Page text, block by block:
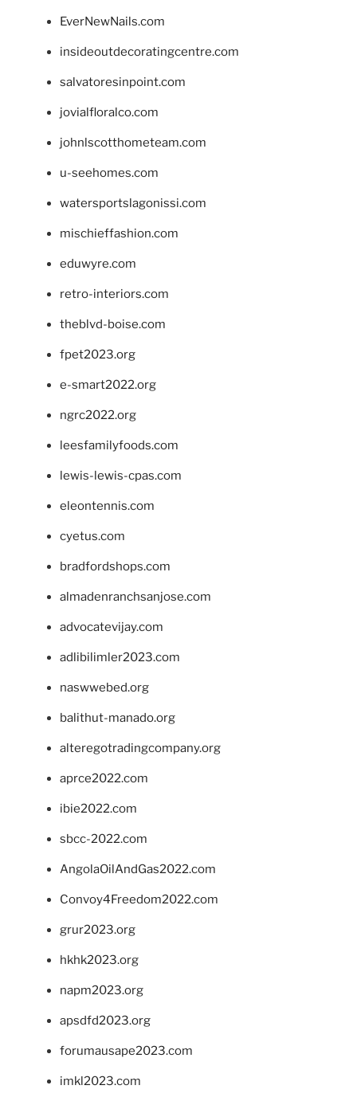
EverNewNails.com
insideoutdecoratingcentre.com
salvatoresinpoint.com
jovialfloralco.com
johnlscotthometeam.com
u-seehomes.com
watersportslagonissi.com
mischieffashion.com
eduwyre.com
retro-interiors.com
theblvd-boise.com
fpet2023.org
e-smart2022.org
ngrc2022.org
leesfamilyfoods.com
lewis-lewis-cpas.com
eleontennis.com
cyetus.com
bradfordshops.com
almadenranchsanjose.com
advocatevijay.com
adlibilimler2023.com
naswwebed.org
balithut-manado.org
alteregotradingcompany.org
aprce2022.com
ibie2022.com
sbcc-2022.com
AngolaOilAndGas2022.com
Convoy4Freedom2022.com
grur2023.org
hkhk2023.org
napm2023.org
apsdfd2023.org
forumausape2023.com
imkl2023.com